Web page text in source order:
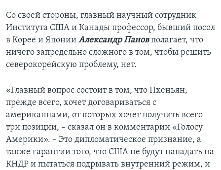
Со своей стороны, главный научный сотрудник
Института США и Канады профессор, бывший посол
в Корее и Японии Александр Пановполагает, что
ничего запредельно сложного в том, чтобы решить
северокорейскую проблему, нет.
«Главный вопрос состоит в том, что Пхеньян,
прежде всего, хочет договариваться с
американцами, от которых хочет получить всего
три позиции, – сказал он в комментарии «Голосу
Америки». – Это дипломатическое признание, а
также гарантии того, что США не будут нападать на
КНДР и пытаться подрывать внутренний режим, и